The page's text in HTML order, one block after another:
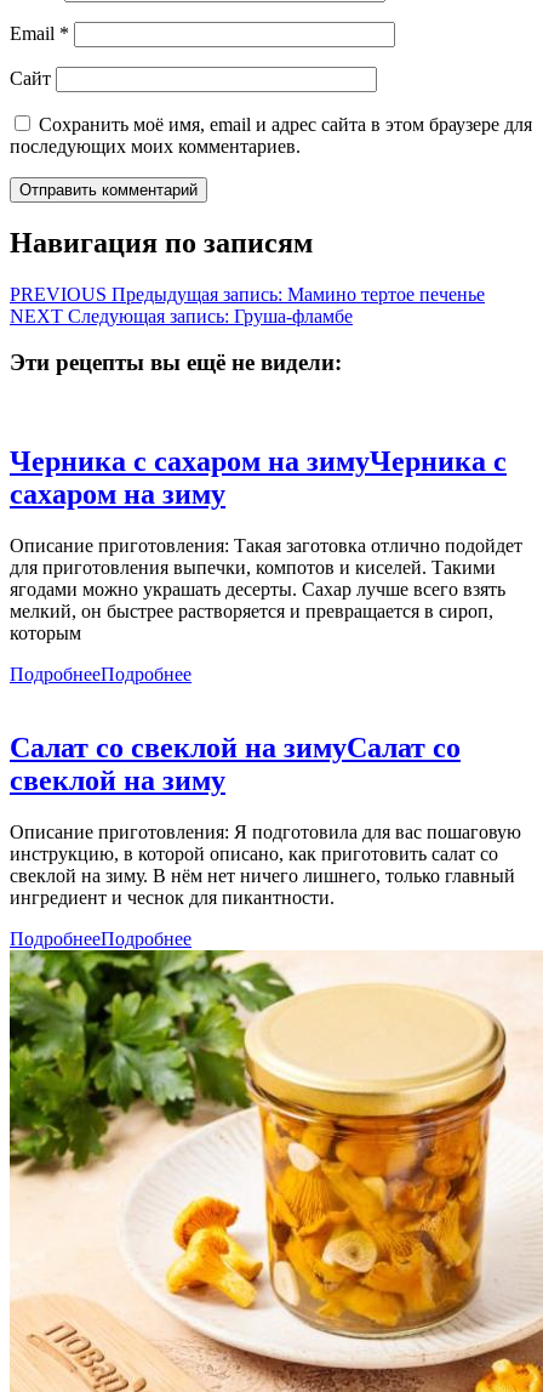
Email *
Сайт
Сохранить моё имя, email и адрес сайта в этом браузере для
последующих моих комментариев.
Навигация по записям
PREVIOUS Предыдущая запись: Мамино тертое печенье
NEXT Следующая запись: Груша-фламбе
Эти рецепты вы ещё не видели:
Черника с сахаром на зимуЧерника с
сахаром на зиму
Описание приготовления: Такая заготовка отлично подойдет
для приготовления выпечки, компотов и киселей. Такими
ягодами можно украшать десерты. Сахар лучше всего взять
мелкий, он быстрее растворяется и превращается в сироп,
которым
ПодробнееПодробнее
Салат со свеклой на зимуСалат со
свеклой на зиму
Описание приготовления: Я подготовила для вас пошаговую
инструкцию, в которой описано, как приготовить салат со
свеклой на зиму. В нём нет ничего лишнего, только главный
ингредиент и чеснок для пикантности.
ПодробнееПодробнее